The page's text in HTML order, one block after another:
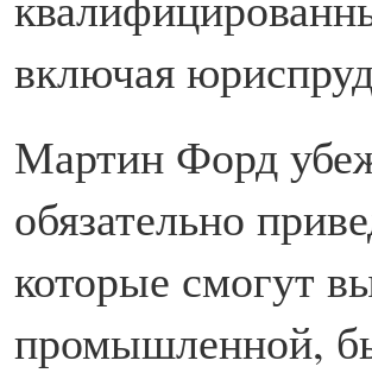
включая
Мартин Форд
обязательно
которые смогут
промышленной,